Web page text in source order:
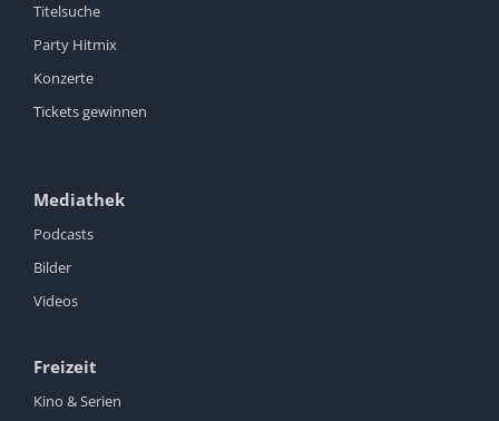
Titelsuche
Party Hitmix
Konzerte
Tickets gewinnen
Mediathek
Podcasts
Bilder
Videos
Freizeit
Kino & Serien